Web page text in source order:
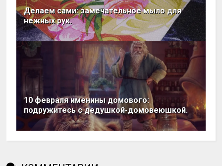
Делаем сами: замечательное мыло для
нежных рук.
10 февраля именины домового:
подружитесь с дедушкой-домовеюшкой.